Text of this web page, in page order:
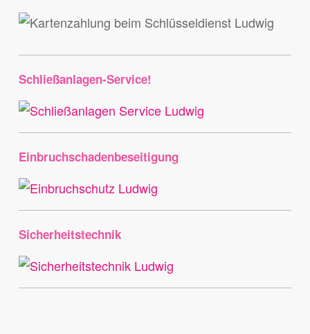
Schließanlagen-Service!
Einbruchschadenbeseitigung
Sicherheitstechnik